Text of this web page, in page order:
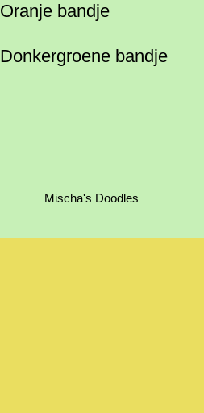
Oranje bandje
Donkergroene bandje
Mischa's Doodles